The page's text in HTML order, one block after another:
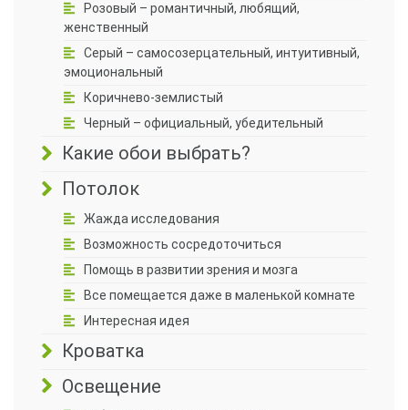
Розовый – романтичный, любящий,
женственный
Серый – самосозерцательный, интуитивный,
эмоциональный
Коричнево-землистый
Черный – официальный, убедительный
Какие обои выбрать?
Потолок
Жажда исследования
Возможность сосредоточиться
Помощь в развитии зрения и мозга
Все помещается даже в маленькой комнате
Интересная идея
Кроватка
Освещение